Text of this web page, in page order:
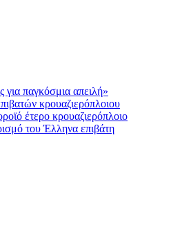
παγκόσμια απειλή»
κρουαζιερόπλοιου
έτερο κρουαζιερόπλοιο
του Έλληνα επιβάτη